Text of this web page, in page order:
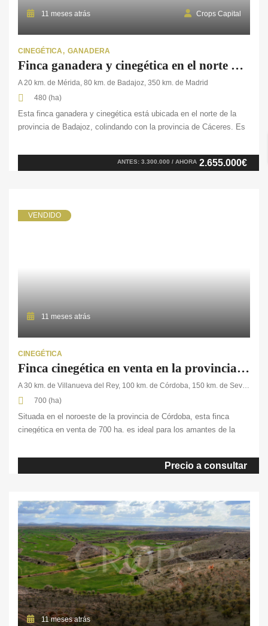
11 meses atrás Crops Capital
CINEGÉTICA GANADERA
Finca ganadera y cinegética en el norte de Badajoz
A 20 km. de Mérida, 80 km. de Badajoz, 350 km. de Madrid
480 (ha)
Esta finca ganadera y cinegética está ubicada en el norte de la
provincia de Badajoz, colindando con la provincia de Cáceres. Es
encinas y alcornoques. Es lo que permite desarrollar tanto la
actividad ganadera como la agrícola en una superficie de 480 ha.
ANTES: 3.300.000 / AHORA 2.655.000€
VENDIDO
11 meses atrás
CINEGÉTICA
Finca cinegética en venta en la provincia de Córdoba
A 30 km. de Villanueva del Rey, 100 km. de Córdoba, 150 km. de Sevilla
700 (ha)
Situada en el noroeste de la provincia de Córdoba, esta finca
cinegética en venta de 700 ha. es ideal para los amantes de la
paisaje montañoso dominado por frondosos bosques de pino,
pastos con encinas, y una rica fauna compuesta de ciervos,
Precio a consultar
11 meses atrás